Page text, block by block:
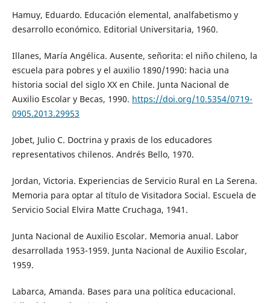
Hamuy, Eduardo. Educación elemental, analfabetismo y
desarrollo económico. Editorial Universitaria, 1960.
Illanes, María Angélica. Ausente, señorita: el niño chileno, la
escuela para pobres y el auxilio 1890/1990: hacia una
historia social del siglo XX en Chile. Junta Nacional de
Auxilio Escolar y Becas, 1990. https://doi.org/10.5354/0719-
0905.2013.29953
Jobet, Julio C. Doctrina y praxis de los educadores
representativos chilenos. Andrés Bello, 1970.
Jordan, Victoria. Experiencias de Servicio Rural en La Serena.
Memoria para optar al título de Visitadora Social. Escuela de
Servicio Social Elvira Matte Cruchaga, 1941.
Junta Nacional de Auxilio Escolar. Memoria anual. Labor
desarrollada 1953-1959. Junta Nacional de Auxilio Escolar,
1959.
Labarca, Amanda. Bases para una política educacional.